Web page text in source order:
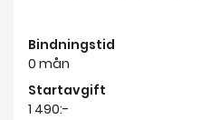
Bindningstid
0 mån
Startavgift
1 490:-